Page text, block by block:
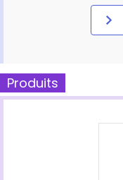
Produits